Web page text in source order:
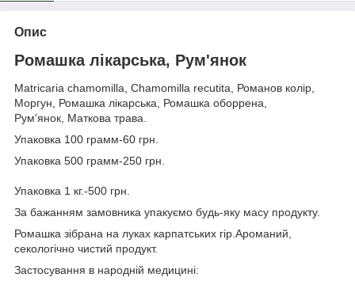
Опис
Ромашка лікарська, Рум'янок
Matricaria chamomilla, Chamomilla recutita, Романов колір,
Моргун, Ромашка лікарська, Ромашка оборрена,
Рум'янок, Маткова трава.
Упаковка 100 грамм-60 грн.
Упаковка 500 грамм-250 грн.
Упаковка 1 кг.-500 грн.
За бажанням замовника упакуємо будь-яку масу продукту.
Ромашка зібрана на луках карпатських гір.Ароманий,
секологічно чистий продукт.
Застосування в народній медицині: